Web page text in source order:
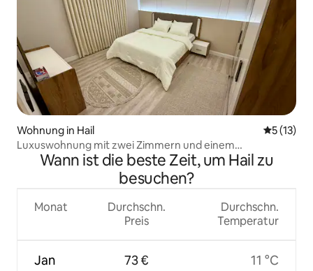
Wohnung in Hail
5 (13)
Luxuswohnung mit zwei Zimmern und einem
Wohnzimmer, in der Nähe des Ringes, mit allen
Genehmigungen und Verträgen
Wann ist die beste Zeit, um Hail zu
besuchen?
Monat
Jan
Durchschn.
Preis
73 €
Durchschn.
Temperatur
11 °C